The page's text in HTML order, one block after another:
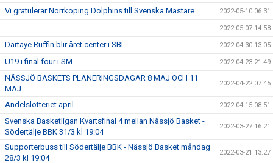
Vi gratulerar Norrköping Dolphins till Svenska Mästare 2022-05-10 06:31
2022-05-07 14:58
Dartaye Ruffin blir året center i SBL 2022-04-30 13:05
U19 i final four i SM 2022-04-23 21:49
NÄSSJÖ BASKETS PLANERINGSDAGAR 8 MAJ OCH 11
MAJ
2022-04-22 07:45
Andelslotteriet april 2022-04-15 08:51
Svenska Basketligan Kvartsfinal 4 mellan Nässjö Basket -
Södertälje BBK 31/3 kl 19:04
2022-03-27 16:21
Supporterbuss till Södertälje BBK - Nässjö Basket måndag
28/3 kl 19:04
2022-03-21 13:27